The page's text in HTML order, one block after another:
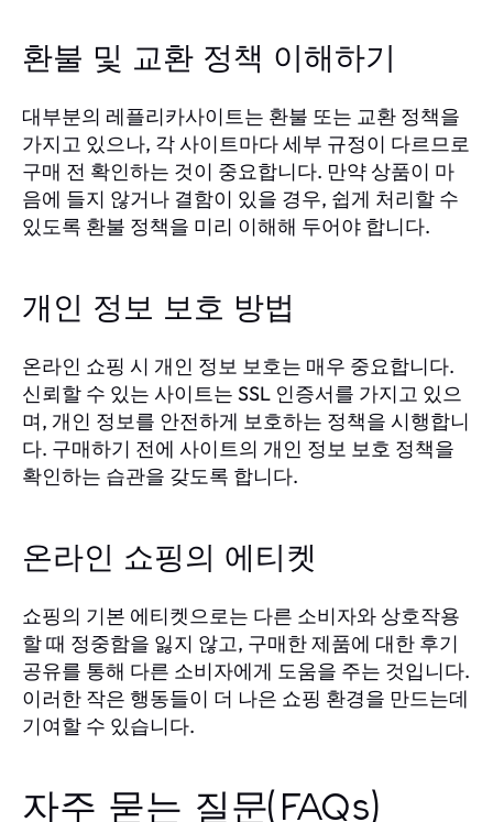
환불 및 교환 정책 이해하기
대부분의 레플리카사이트는 환불 또는 교환 정책을
가지고 있으나, 각 사이트마다 세부 규정이 다르므로
구매 전 확인하는 것이 중요합니다. 만약 상품이 마
음에 들지 않거나 결함이 있을 경우, 쉽게 처리할 수
있도록 환불 정책을 미리 이해해 두어야 합니다.
개인 정보 보호 방법
온라인 쇼핑 시 개인 정보 보호는 매우 중요합니다.
신뢰할 수 있는 사이트는 SSL 인증서를 가지고 있으
며, 개인 정보를 안전하게 보호하는 정책을 시행합니
다. 구매하기 전에 사이트의 개인 정보 보호 정책을
확인하는 습관을 갖도록 합니다.
온라인 쇼핑의 에티켓
쇼핑의 기본 에티켓으로는 다른 소비자와 상호작용
할 때 정중함을 잃지 않고, 구매한 제품에 대한 후기
공유를 통해 다른 소비자에게 도움을 주는 것입니다.
이러한 작은 행동들이 더 나은 쇼핑 환경을 만드는데
기여할 수 있습니다.
자주 묻는 질문(FAQs)